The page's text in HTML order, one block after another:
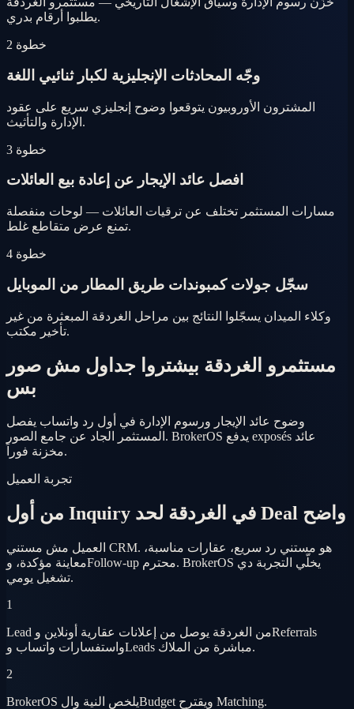
يطلبوا أرقام بدري.
خطوة 2
وجّه المحادثات الإنجليزية لكبار ثنائيي اللغة
المشترون الأوروبيون يتوقعوا وضوح إنجليزي سريع على عقود
الإدارة والتأثيث.
خطوة 3
افصل عائد الإيجار عن إعادة بيع العائلات
مسارات المستثمر تختلف عن ترقيات العائلات — لوحات منفصلة
تمنع عرض متقاطع غلط.
خطوة 4
سجّل جولات كمبوندات طريق المطار من الموبايل
وكلاء الميدان يسجّلوا النتائج بين مراحل الغردقة المبعثرة من غير
تأخير مكتب.
مستثمرو الغردقة بيشتروا جداول مش صور
بس
وضوح عائد الإيجار ورسوم الإدارة في أول رد واتساب يفصل
المستثمر الجاد عن جامع الصور. BrokerOS يدفع exposés عائد
مخزنة فوراً.
تجربة العميل
من أول Inquiry في الغردقة لحد Deal واضح
العميل مش مستني CRM. هو مستني رد سريع، عقارات مناسبة،
معاينة مؤكدة، وFollow-up محترم. BrokerOS يخلّي التجربة دي
تشغيل يومي.
1
Lead من الغردقة يوصل من إعلانات عقارية أونلاين وReferrals
واستفسارات واتساب وLeads مباشرة من الملاك.
2
BrokerOS يلخص النية والBudget ويقترح Matching.